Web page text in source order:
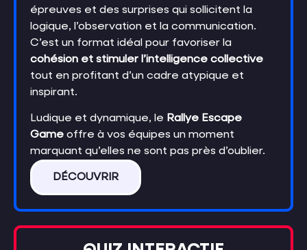
épreuves et des surprises qui sollicitent la
logique, l’observation et la communication.
C’est un format idéal pour favoriser la
cohésion et stimuler l’intelligence collective
tout en profitant d’un cadre atypique et
inspirant.
Ludique et dynamique, le Rallye Escape
Game offre à vos équipes un moment
marquant qu’elles ne sont pas près d’oublier.
DÉCOUVRIR